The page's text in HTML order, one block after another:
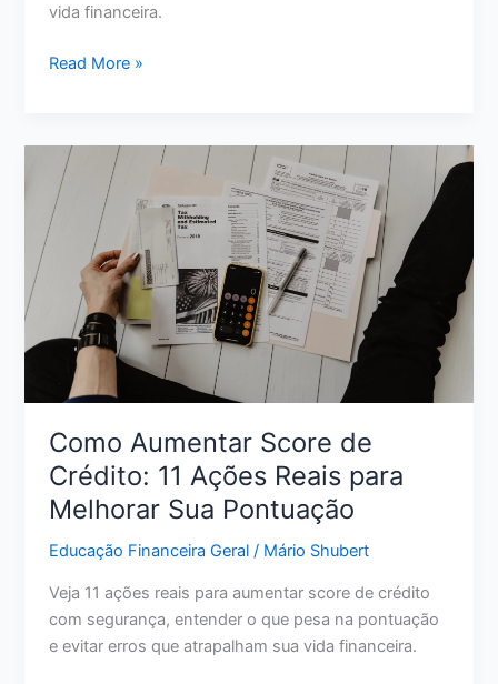
vida financeira.
Como
investir
do
zero
e
alcançar
liberdade
financeira
Read More »
Como Aumentar Score de
Crédito: 11 Ações Reais para
Melhorar Sua Pontuação
Educação Financeira Geral / Mário Shubert
Veja 11 ações reais para aumentar score de crédito
com segurança, entender o que pesa na pontuação
e evitar erros que atrapalham sua vida financeira.